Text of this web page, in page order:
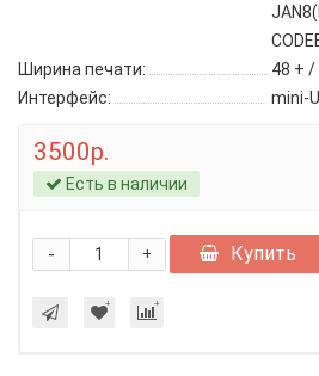
Ширина печати:
48 + /
Интерфейс:
mini-
3500р.
Есть в наличии
+
- Купить